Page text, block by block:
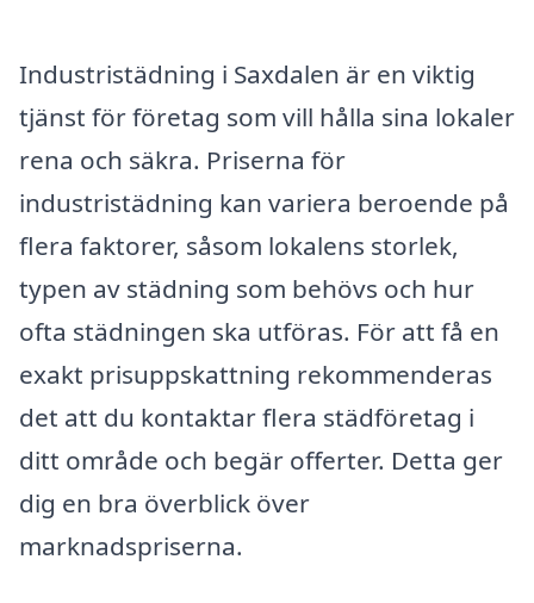
Industristädning i Saxdalen är en viktig
tjänst för företag som vill hålla sina lokaler
rena och säkra. Priserna för
industristädning kan variera beroende på
flera faktorer, såsom lokalens storlek,
typen av städning som behövs och hur
ofta städningen ska utföras. För att få en
exakt prisuppskattning rekommenderas
det att du kontaktar flera städföretag i
ditt område och begär offerter. Detta ger
dig en bra överblick över
marknadspriserna.